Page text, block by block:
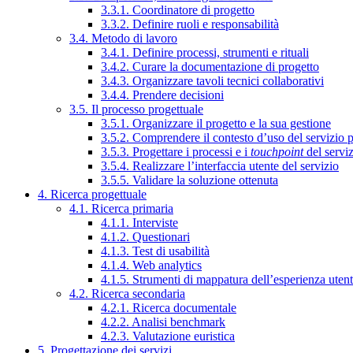
3.3.1. Coordinatore di progetto
3.3.2. Definire ruoli e responsabilità
3.4. Metodo di lavoro
3.4.1. Definire processi, strumenti e rituali
3.4.2. Curare la documentazione di progetto
3.4.3. Organizzare tavoli tecnici collaborativi
3.4.4. Prendere decisioni
3.5. Il processo progettuale
3.5.1. Organizzare il progetto e la sua gestione
3.5.2. Comprendere il contesto d’uso del servizio
3.5.3. Progettare i processi e i touchpointdel
3.5.4. Realizzare l’interfaccia utente del servizio
3.5.5. Validare la soluzione ottenuta
4. Ricerca progettuale
4.1. Ricerca primaria
4.1.1. Interviste
4.1.2. Questionari
4.1.3. Test di usabilità
4.1.4. Web analytics
4.1.5. Strumenti di mappatura dell’esperienza
4.2. Ricerca secondaria
4.2.1. Ricerca documentale
4.2.2. Analisi benchmark
4.2.3. Valutazione euristica
5. Progettazione dei servizi